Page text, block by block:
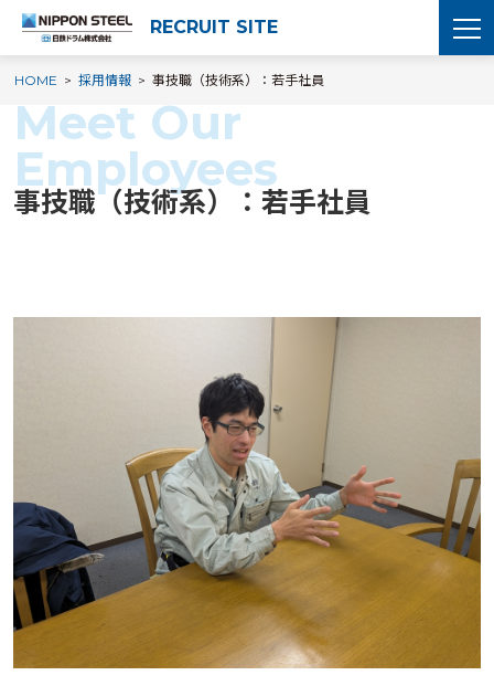
RECRUIT SITE
HOME 採用情報 事技職（技術系）：若手社員
事技職（技術系）：若手社員